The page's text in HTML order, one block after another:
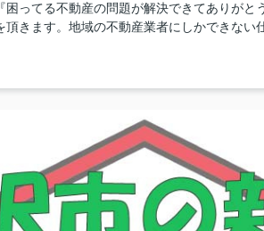
ってる不動産の問題が解決できてありがと
頂きます。地域の不動産業者にしかできない